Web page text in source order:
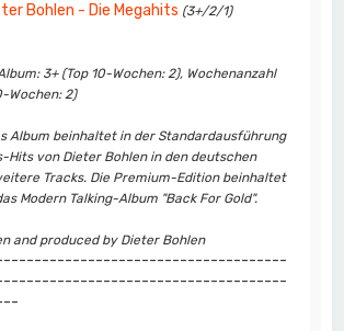
Bohlen - Die Megahits (3+/2/1)
3+ (Top 10-Wochen: 2), Wochenanzahl
Wochen: 2)
Album beinhaltet in der Standardausführung
Hits von Dieter Bohlen in den deutschen
Tracks. Die Premium-Edition beinhaltet
Modern Talking-Album "Back For Gold".
and produced by Dieter Bohlen